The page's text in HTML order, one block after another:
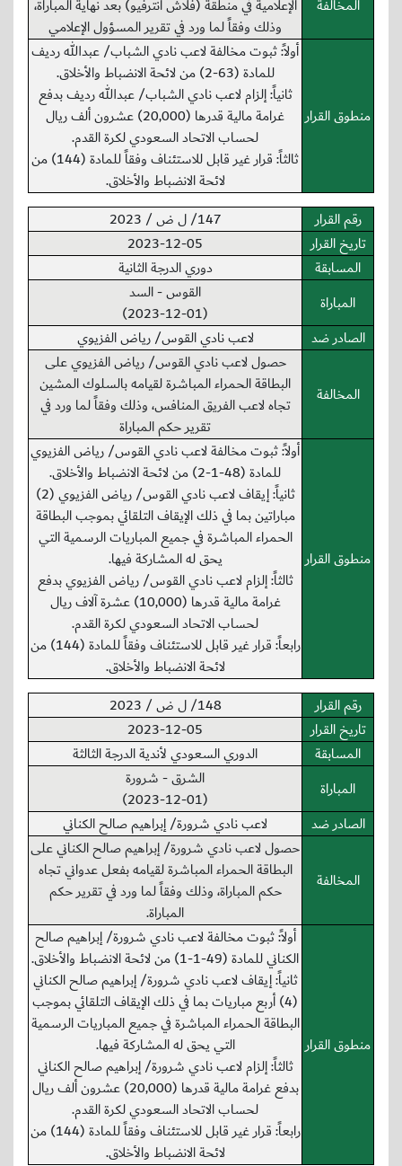
المخالفة
الإعلامية في منطقة (فلاش انترفيو) بعد نهاية المباراة،
وذلك وفقاً لما ورد في تقرير المسؤول الإعلامي
منطوق القرار
أولاً: ثبوت مخالفة لاعب نادي الشباب/ عبدالله رديف
للمادة (63-2) من لائحة الانضباط والأخلاق.
ثانياً: إلزام لاعب نادي الشباب/ عبدالله رديف بدفع
غرامة مالية قدرها (20,000) عشرون ألف ريال
لحساب الاتحاد السعودي لكرة القدم.
ثالثاً: قرار غير قابل للاستئناف وفقاً للمادة (144) من
لائحة الانضباط والأخلاق.
رقم القرار
147/ ل ض / 2023
تاريخ القرار
2023-12-05
المسابقة
دوري الدرجة الثانية
المباراة
القوس - السد
(2023-12-01)
الصادر ضد
لاعب نادي القوس/ رياض الفزيوي
المخالفة
حصول لاعب نادي القوس/ رياض الفزيوي على
البطاقة الحمراء المباشرة لقيامه بالسلوك المشين
تجاه لاعب الفريق المنافس، وذلك وفقاً لما ورد في
تقرير حكم المباراة
منطوق القرار
أولاً: ثبوت مخالفة لاعب نادي القوس/ رياض الفزيوي
للمادة (48-1-2) من لائحة الانضباط والأخلاق.
ثانياً: إيقاف لاعب نادي القوس/ رياض الفزيوي (2)
مباراتين بما في ذلك الإيقاف التلقائي بموجب البطاقة
الحمراء المباشرة في جميع المباريات الرسمية التي
يحق له المشاركة فيها.
ثالثاً: إلزام لاعب نادي القوس/ رياض الفزيوي بدفع
غرامة مالية قدرها (10,000) عشرة آلاف ريال
لحساب الاتحاد السعودي لكرة القدم.
رابعاً: قرار غير قابل للاستئناف وفقاً للمادة (144) من
لائحة الانضباط والأخلاق.
رقم القرار
148/ ل ض / 2023
تاريخ القرار
2023-12-05
المسابقة
الدوري السعودي لأندية الدرجة الثالثة
المباراة
الشرق - شرورة
(2023-12-01)
الصادر ضد
لاعب نادي شرورة/ إبراهيم صالح الكناني
المخالفة
حصول لاعب نادي شرورة/ إبراهيم صالح الكناني على
البطاقة الحمراء المباشرة لقيامه بفعل عدواني تجاه
حكم المباراة، وذلك وفقاً لما ورد في تقرير حكم
المباراة.
منطوق القرار
أولاً: ثبوت مخالفة لاعب نادي شرورة/ إبراهيم صالح
الكناني للمادة (49-1-1) من لائحة الانضباط والأخلاق.
ثانياً: إيقاف لاعب نادي شرورة/ إبراهيم صالح الكناني
(4) أربع مباريات بما في ذلك الإيقاف التلقائي بموجب
البطاقة الحمراء المباشرة في جميع المباريات الرسمية
التي يحق له المشاركة فيها.
ثالثاً: إلزام لاعب نادي شرورة/ إبراهيم صالح الكناني
بدفع غرامة مالية قدرها (20,000) عشرون ألف ريال
لحساب الاتحاد السعودي لكرة القدم.
رابعاً: قرار غير قابل للاستئناف وفقاً للمادة (144) من
لائحة الانضباط والأخلاق.